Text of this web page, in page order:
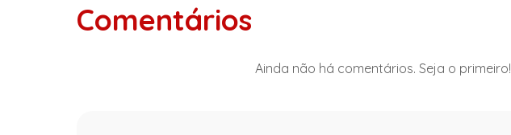
Comentários
Ainda não há comentários. Seja o primeiro!